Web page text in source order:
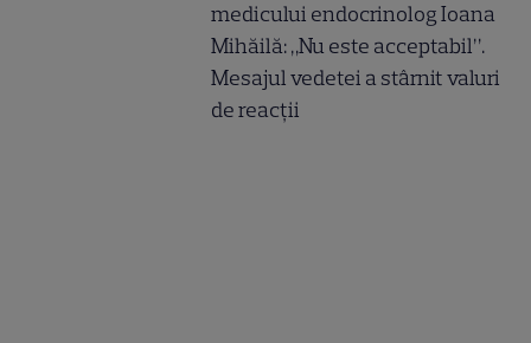
medicului endocrinolog Ioana
Mihăilă: „Nu este acceptabil”.
Mesajul vedetei a stârnit valuri
de reacții